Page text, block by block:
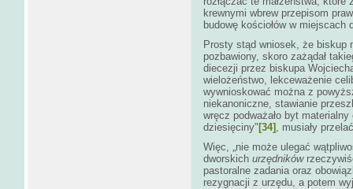
krewnymi wbrew przepisom
budowę kościołów w
Prosty stąd wniosek, że biskup
pozbawiony, skoro zażądał
diecezji przez biskupa
wielożeństwo, lekceważenie
wywnioskować można z
niekanoniczne, stawianie
wręcz podważało byt
dziesięciny" [34] , musiały
Więc, „nie może ulegać
dworskich urzędników
pastoralne zadania oraz
rezygnacji z urzędu, a potem